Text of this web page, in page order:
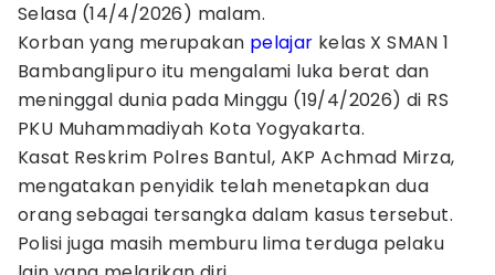
Selasa (14/4/2026) malam.
Korban yang merupakan pelajar kelas X SMAN 1
Bambanglipuro itu mengalami luka berat dan
meninggal dunia pada Minggu (19/4/2026) di RS
PKU Muhammadiyah Kota Yogyakarta.
Kasat Reskrim Polres Bantul, AKP Achmad Mirza,
mengatakan penyidik telah menetapkan dua
orang sebagai tersangka dalam kasus tersebut.
Polisi juga masih memburu lima terduga pelaku